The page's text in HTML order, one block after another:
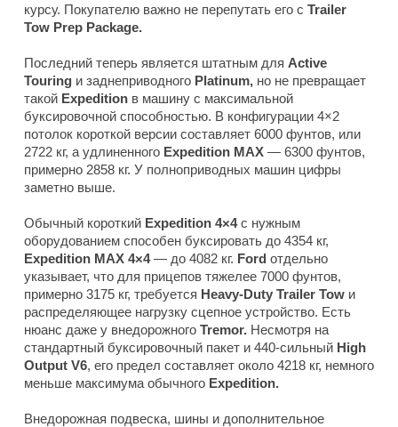
курсу. Покупателю важно не перепутать его с Trailer
Tow Prep Package.
Последний теперь является штатным для Active
Touring и заднеприводного Platinum, но не превращает
такой Expedition в машину с максимальной
буксировочной способностью. В конфигурации 4×2
потолок короткой версии составляет 6000 фунтов, или
2722 кг, а удлиненного Expedition MAX — 6300 фунтов,
примерно 2858 кг. У полноприводных машин цифры
заметно выше.
Обычный короткий Expedition 4×4с нужным
оборудованием способен буксировать до 4354 кг,
Expedition MAX 4×4— до 4082 кг. Ford отдельно
указывает, что для прицепов тяжелее 7000 фунтов,
примерно 3175 кг, требуется Heavy-Duty Trailer Tow и
распределяющее нагрузку сцепное устройство. Есть
нюанс даже у внедорожного Tremor. Несмотря на
стандартный буксировочный пакет и 440-сильный High
Output V6, его предел составляет около 4218 кг, немного
меньше максимума обычного Expedition.
Внедорожная подвеска, шины и дополнительное